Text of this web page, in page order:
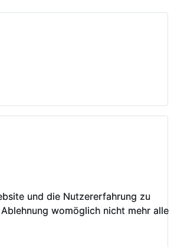
und die Nutzererfahrung zu
womöglich nicht mehr alle
und die Nutzererfahrung zu
womöglich nicht mehr alle